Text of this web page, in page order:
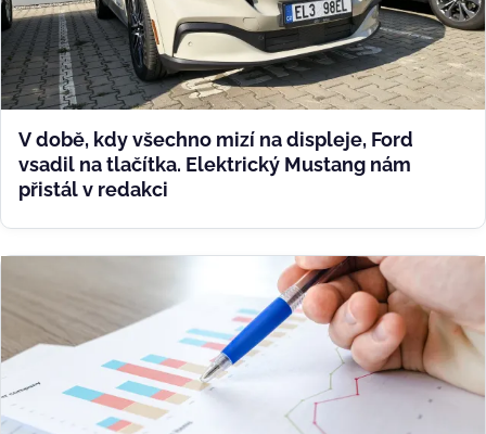
V době, kdy všechno mizí na displeje, Ford
vsadil na tlačítka. Elektrický Mustang nám
přistál v redakci